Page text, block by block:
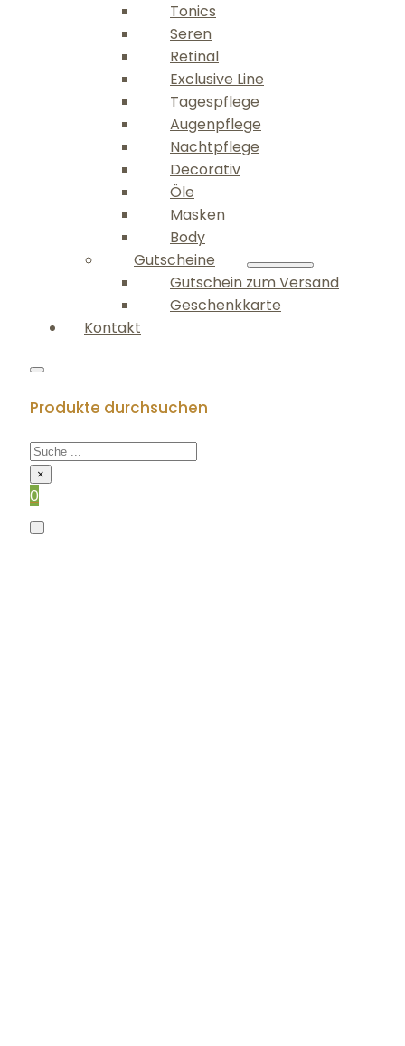
Tonics
Seren
Retinal
Exclusive Line
Tagespflege
Augenpflege
Nachtpflege
Decorativ
Öle
Masken
Body
Gutscheine
Gutschein zum Versand
Geschenkkarte
Kontakt
Produkte durchsuchen
×
0